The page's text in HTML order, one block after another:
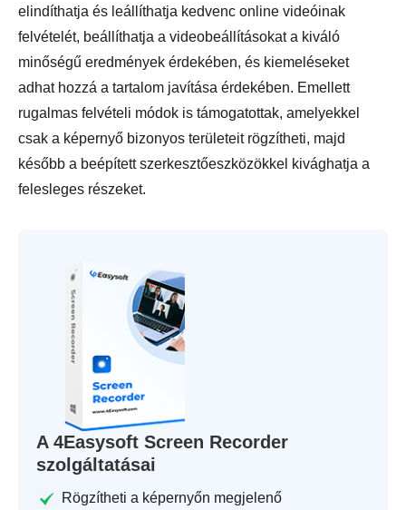
elindíthatja és leállíthatja kedvenc online videóinak
felvételét, beállíthatja a videobeállításokat a kiváló
minőségű eredmények érdekében, és kiemeléseket
adhat hozzá a tartalom javítása érdekében. Emellett
rugalmas felvételi módok is támogatottak, amelyekkel
csak a képernyő bizonyos területeit rögzítheti, majd
később a beépített szerkesztőeszközökkel kivághatja a
felesleges részeket.
A 4Easysoft Screen Recorder
szolgáltatásai
Rögzítheti a képernyőn megjelenő